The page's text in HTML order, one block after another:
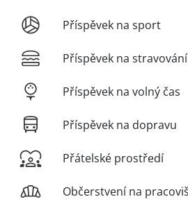
Příspěvek na sport
Příspěvek na stravování
Příspěvek na volný čas
Příspěvek na dopravu
Přátelské prostředí
Občerstvení na